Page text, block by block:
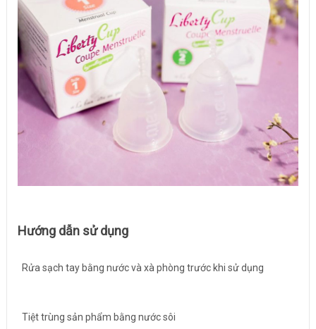
Hướng dẫn sử dụng
Rửa sạch tay bằng nước và xà phòng trước khi sử dụng
Tiệt trùng sản phẩm bằng nước sôi